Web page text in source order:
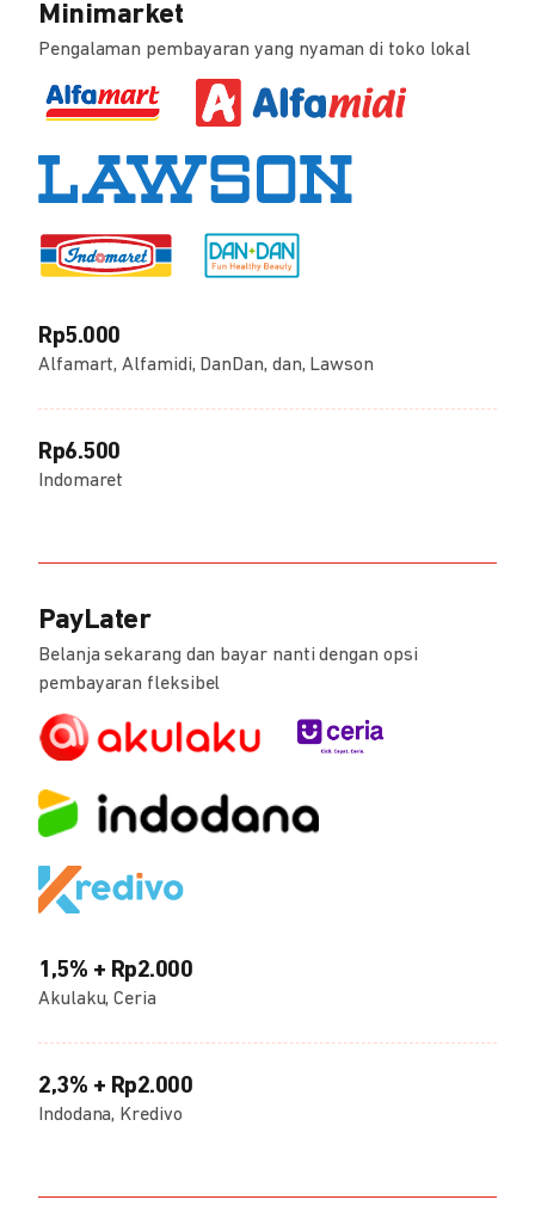
Minimarket
Pengalaman pembayaran yang nyaman di toko lokal
Rp5.000
Alfamart, Alfamidi, DanDan, dan, Lawson
Rp6.500
Indomaret
PayLater
Belanja sekarang dan bayar nanti dengan opsi
pembayaran fleksibel
1,5% + Rp2.000
Akulaku, Ceria
2,3% + Rp2.000
Indodana, Kredivo